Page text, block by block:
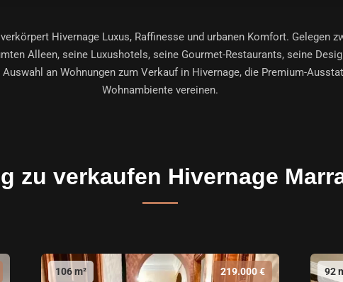
HivernageLuxus, Raffinesse und urbanen Komfort. Gelegen
Alleen, seine Luxushotels, seine Gourmet-Restaurants, seine
an Wohnungen zum Verkauf in Hivernage, die Premium-
Wohnambiente vereinen.
zu verkaufen Hivernage
106 m² 219.000 € 92